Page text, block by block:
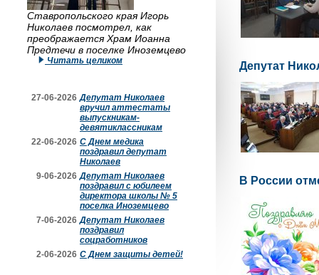
Ставропольского края Игорь
Николаев посмотрел, как
преображается Храм Иоанна
Предтечи в поселке Иноземцево
Читать целиком
27-06-2026 Депутат Николаев
вручил аттестаты
выпускникам-
девятиклассникам
22-06-2026 С Днем медика
поздравил депутат
Николаев
9-06-2026 Депутат Николаев
поздравил с юбилеем
директора школы № 5
поселка Иноземцево
7-06-2026 Депутат Николаев
поздравил
соцработников
2-06-2026 С Днем защиты детей!
Депутат
В России